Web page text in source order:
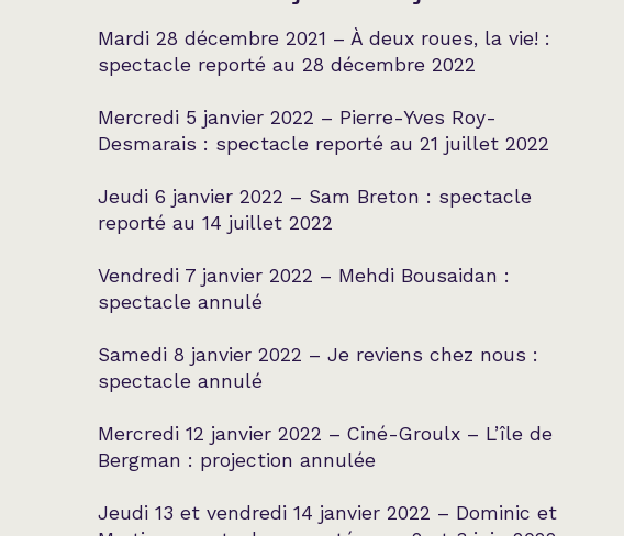
Mardi 28 décembre 2021 – À deux roues, la vie! :
spectacle reporté au 28 décembre 2022
Mercredi 5 janvier 2022 – Pierre-Yves Roy-
Desmarais : spectacle reporté au 21 juillet 2022
Jeudi 6 janvier 2022 – Sam Breton : spectacle
reporté au 14 juillet 2022
Vendredi 7 janvier 2022 – Mehdi Bousaidan :
spectacle annulé
Samedi 8 janvier 2022 – Je reviens chez nous :
spectacle annulé
Mercredi 12 janvier 2022 – Ciné-Groulx – L’île de
Bergman : projection annulée
Jeudi 13 et vendredi 14 janvier 2022 – Dominic et